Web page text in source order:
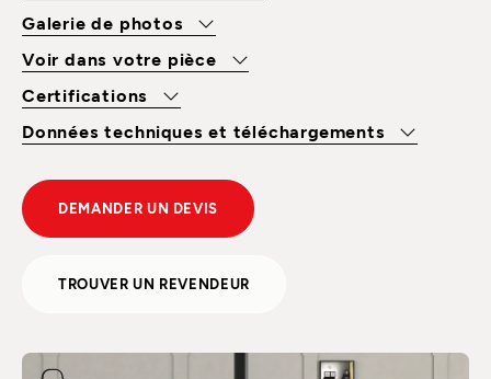
Galerie de photos
Voir dans votre pièce
Certifications
Données techniques et téléchargements
DEMANDER UN DEVIS
TROUVER UN REVENDEUR